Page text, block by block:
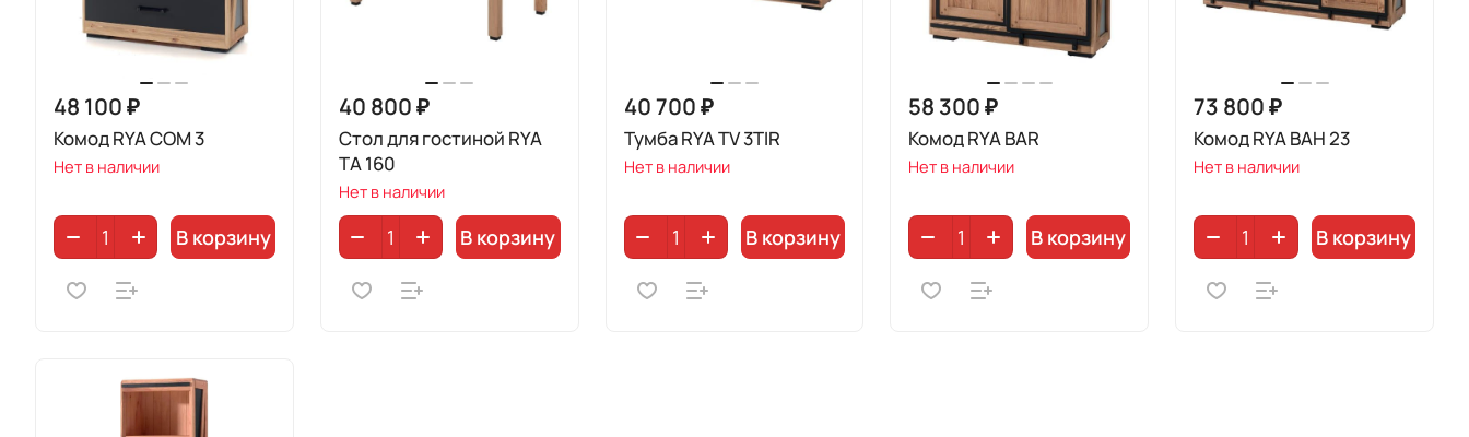
48 100 ₽
Комод RYA COM 3
Нет в наличии
В корзину
40 800 ₽
Стол для гостиной RYA
TA 160
Нет в наличии
В корзину
40 700 ₽
Тумба RYA TV 3TIR
Нет в наличии
В корзину
58 300 ₽
Комод RYA BAR
Нет в наличии
В корзину
73 800 ₽
Комод RYA BAH 23
Нет в наличии
В корзину